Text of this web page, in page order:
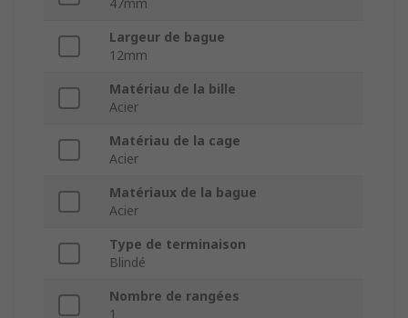
47mm
Largeur de bague
12mm
Matériau de la bille
Acier
Matériau de la cage
Acier
Matériaux de la bague
Acier
Type de terminaison
Blindé
Nombre de rangées
1